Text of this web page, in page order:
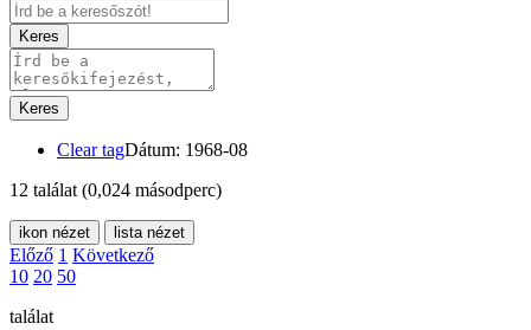
Keres
Keres
Clear tagDátum: 1968-08
12 találat (0,024 másodperc)
ikon nézet lista nézet
Előző 1 Következő
10 20 50
találat